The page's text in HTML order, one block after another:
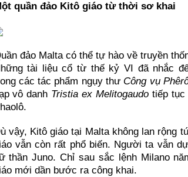
quần đảo Kitô giáo từ thời sơ khai
đảo Malta có thể tự hào về truyền
tài liệu cổ từ thế kỷ VI đã nhắc
các tác phẩm ngụy thư Công vụ
vô danh Tristia ex Melitogaudo tiếp tục
vậy, Kitô giáo tại Malta không lan rộng
vẫn còn rất phổ biến. Người ta vẫn
thần Juno. Chỉ sau sắc lệnh Milano
mới dần bước ra công khai.